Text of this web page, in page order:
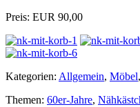
Preis: EUR 90,00
Kategorien: Allgemein, Möbel,
Themen: 60er-Jahre,